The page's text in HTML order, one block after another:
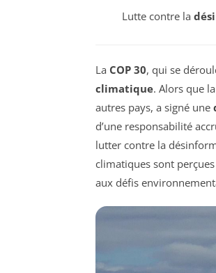
Lutte contre la
La COP 30, qui se
climatique. Alors que la
autres pays, a signé une
d’une responsabilité
lutter contre la
climatiques sont
aux défis